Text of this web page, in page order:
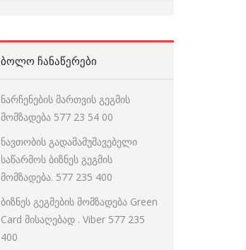
ᲑᲝᲚᲝ ᲩᲐᲜᲐᲬᲔᲠᲔᲑᲘ
ნარჩენების მართვის გეგმის
მომზადება 577 23 54 00
ნავთობის გადამამუშავებელი
საწარმოს ბიზნეს გეგმის
მომზადება. 577 235 400
ბიზნეს გეგმების მომზადება Green
Card მისაღებად . Viber 577 235
400